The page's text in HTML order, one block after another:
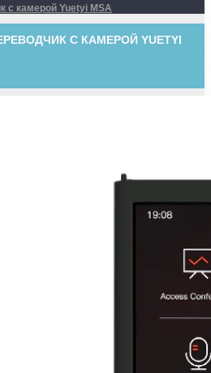
с камерой Yuetyi MSA
С КАМЕРОЙ YUETYI